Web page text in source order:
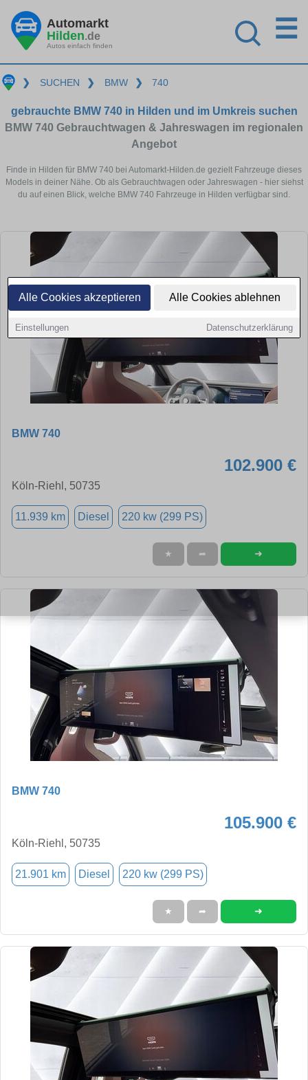
Alle Cookies akzeptieren Alle Cookies ablehnen
Einstellungen Datenschutzerklärung
Automarkt
Hilden.de
Autos einfach finden
☰
❯ SUCHEN ❯ BMW ❯ 740
gebrauchte BMW 740 in Hilden und im Umkreis suchen
BMW 740 Gebrauchtwagen & Jahreswagen im regionalen
Angebot
Finde in Hilden für BMW 740 bei Automarkt-Hilden.de gezielt Fahrzeuge dieses
Models in deiner Nähe. Ob als Gebrauchtwagen oder Jahreswagen - hier siehst
du auf einen Blick, welche BMW 740 Fahrzeuge in Hilden verfügbar sind.
BMW 740
102.900 €
Köln-Riehl, 50735
11.939 km Diesel 220 kw (299 PS)
★ ➦ ➜
BMW 740
105.900 €
Köln-Riehl, 50735
21.901 km Diesel 220 kw (299 PS)
★ ➦ ➜